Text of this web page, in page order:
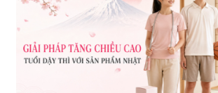
580.000 đ 1.570.000 đ